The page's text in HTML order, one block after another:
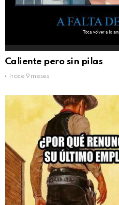
Caliente pero sin pilas
hace 9 meses